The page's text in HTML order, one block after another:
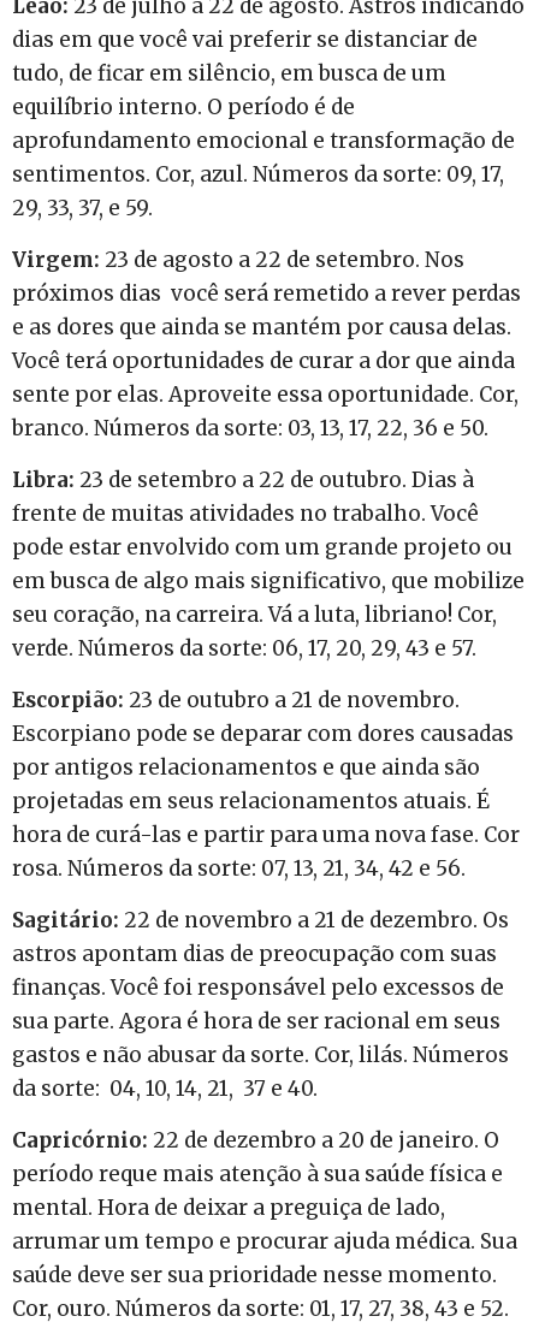
Leão: 23 de julho a 22 de agosto. Astros indicando
dias em que você vai preferir se distanciar de
tudo, de ficar em silêncio, em busca de um
equilíbrio interno. O período é de
aprofundamento emocional e transformação de
sentimentos. Cor, azul. Números da sorte: 09, 17,
29, 33, 37, e 59.
Virgem: 23 de agosto a 22 de setembro. Nos
próximos dias você será remetido a rever perdas
e as dores que ainda se mantém por causa delas.
Você terá oportunidades de curar a dor que ainda
sente por elas. Aproveite essa oportunidade. Cor,
branco. Números da sorte: 03, 13, 17, 22, 36 e 50.
Libra: 23 de setembro a 22 de outubro. Dias à
frente de muitas atividades no trabalho. Você
pode estar envolvido com um grande projeto ou
em busca de algo mais significativo, que mobilize
seu coração, na carreira. Vá a luta, libriano! Cor,
verde. Números da sorte: 06, 17, 20, 29, 43 e 57.
Escorpião: 23 de outubro a 21 de novembro.
Escorpiano pode se deparar com dores causadas
por antigos relacionamentos e que ainda são
projetadas em seus relacionamentos atuais. É
hora de curá-las e partir para uma nova fase. Cor
rosa. Números da sorte: 07, 13, 21, 34, 42 e 56.
Sagitário: 22 de novembro a 21 de dezembro. Os
astros apontam dias de preocupação com suas
finanças. Você foi responsável pelo excessos de
sua parte. Agora é hora de ser racional em seus
gastos e não abusar da sorte. Cor, lilás. Números
da sorte: 04, 10, 14, 21, 37 e 40.
Capricórnio: 22 de dezembro a 20 de janeiro. O
período reque mais atenção à sua saúde física e
mental. Hora de deixar a preguiça de lado,
arrumar um tempo e procurar ajuda médica. Sua
saúde deve ser sua prioridade nesse momento.
Cor, ouro. Números da sorte: 01, 17, 27, 38, 43 e 52.